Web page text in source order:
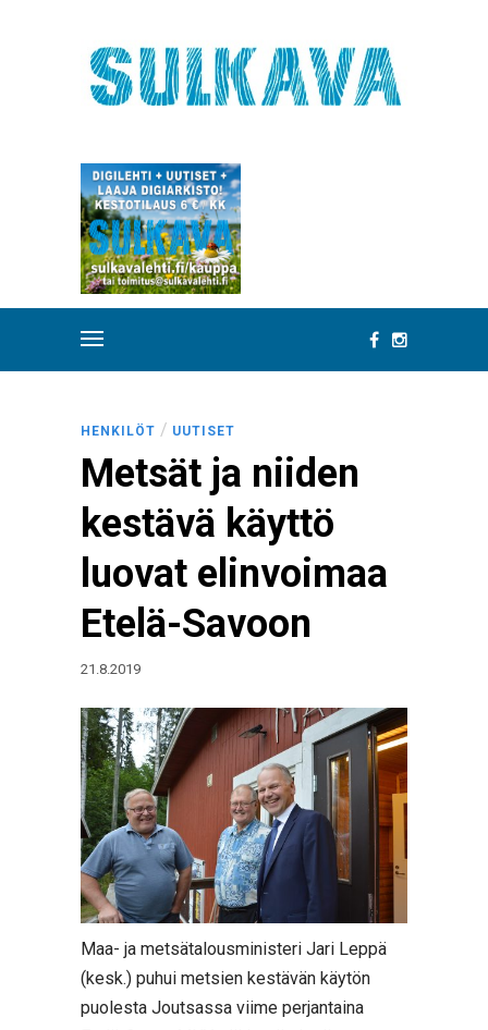
HENKILÖT / UUTISET
Metsät ja niiden
kestävä käyttö
luovat elinvoimaa
Etelä-Savoon
21.8.2019
Maa- ja metsätalousministeri Jari Leppä
(kesk.) puhui metsien kestävän käytön
puolesta Joutsassa viime perjantaina